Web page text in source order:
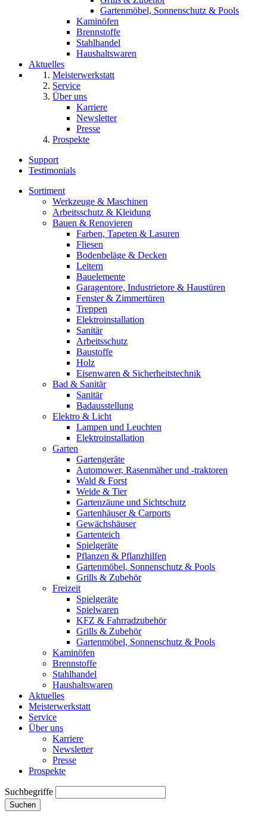
Gartenmöbel, Sonnenschutz & Pools
Kaminöfen
Brennstoffe
Stahlhandel
Haushaltswaren
Aktuelles
Meisterwerkstatt
Service
Über uns
Karriere
Newsletter
Presse
Prospekte
Support
Testimonials
Sortiment
Werkzeuge & Maschinen
Arbeitsschutz & Kleidung
Bauen & Renovieren
Farben, Tapeten & Lasuren
Fliesen
Bodenbeläge & Decken
Leitern
Bauelemente
Garagentore, Industrietore & Haustüren
Fenster & Zimmertüren
Treppen
Elektroinstallation
Sanitär
Arbeitsschutz
Baustoffe
Holz
Eisenwaren & Sicherheitstechnik
Bad & Sanitär
Sanitär
Badausstellung
Elektro & Licht
Lampen und Leuchten
Elektroinstallation
Garten
Gartengeräte
Automower, Rasenmäher und -traktoren
Wald & Forst
Weide & Tier
Gartenzäune und Sichtschutz
Gartenhäuser & Carports
Gewächshäuser
Gartenteich
Spielgeräte
Pflanzen & Pflanzhilfen
Gartenmöbel, Sonnenschutz & Pools
Grills & Zubehör
Freizeit
Spielgeräte
Spielwaren
KFZ & Fahrradzubehör
Grills & Zubehör
Gartenmöbel, Sonnenschutz & Pools
Kaminöfen
Brennstoffe
Stahlhandel
Haushaltswaren
Aktuelles
Meisterwerkstatt
Service
Über uns
Karriere
Newsletter
Presse
Prospekte
Suchbegriffe
Suchen